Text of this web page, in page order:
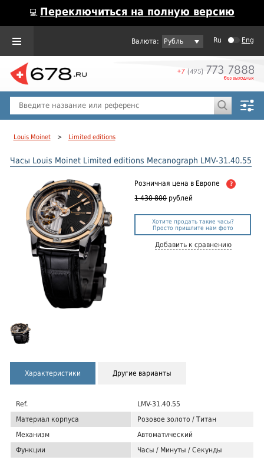
💻 Переключиться на полную версию
Рубль Ru Eng
Louis Moinet > Limited editions
Часы Louis Moinet Limited editions Mecanograph LMV-31.40.55
Розничная цена в Европе ?
1 430 800 рублей
Хотите продать такие часы?
Просто пришлите нам фото
Добавить к сравнению
Характеристики Другие варианты
Ref.
LMV-31.40.55
Материал корпуса
Розовое золото / Титан
Механизм
Автоматический
Функции
Часы / Минуты / Секунды